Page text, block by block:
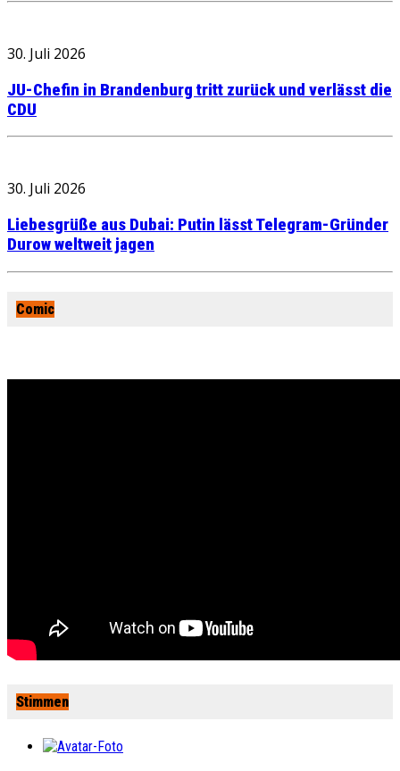
30. Juli 2026
JU-Chefin in Brandenburg tritt zurück und verlässt die
CDU
30. Juli 2026
Liebesgrüße aus Dubai: Putin lässt Telegram-Gründer
Durow weltweit jagen
Comic
Stimmen